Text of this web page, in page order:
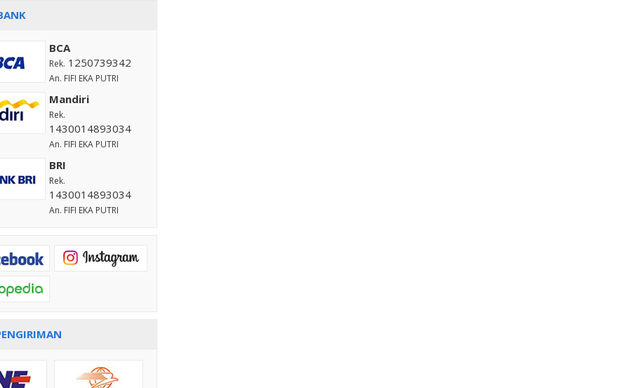
BCA
Rek. 1250739342
An. FIFI EKA PUTRI
Mandiri
Rek.
1430014893034
An. FIFI EKA PUTRI
BRI
Rek.
1430014893034
An. FIFI EKA PUTRI